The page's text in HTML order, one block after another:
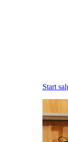
Start